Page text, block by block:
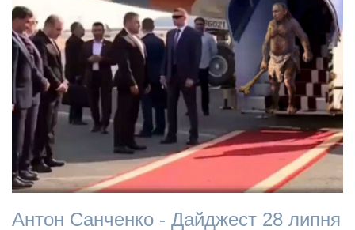
Антон Санченко - Дайджест 28 липня